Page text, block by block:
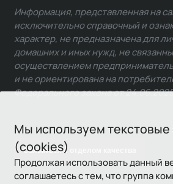
Мы используем
(cookies)
Продолжая использовать данный
соглашаетесь с тем, что группа
Связаться с отделом качества
Информация, представленная на
исключительно справочный и
характер, не предназначена для
домашних и иных нужд, не
осуществлением
и не ориентирована на
Федерального закона от